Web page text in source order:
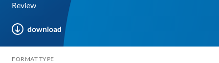
Review
download
FORMAT TYPE